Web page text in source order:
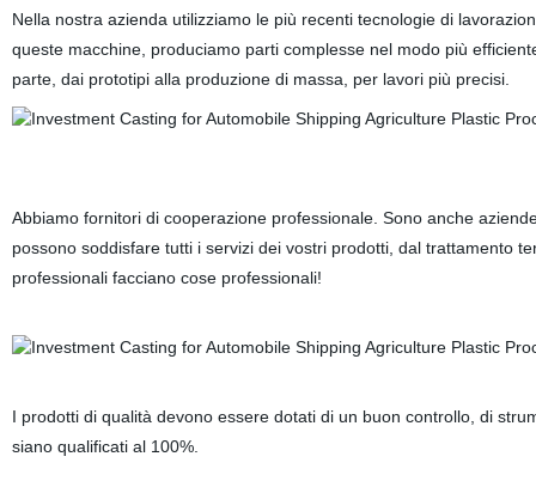
Nella nostra azienda utilizziamo le più recenti tecnologie di
queste macchine, produciamo parti complesse nel modo più
parte, dai prototipi alla produzione di massa, per lavori più precisi.
Abbiamo fornitori di cooperazione professionale. Sono anche
possono soddisfare tutti i servizi dei vostri prodotti, dal trattamento
professionali facciano cose professionali!
I prodotti di qualità devono essere dotati di un buon controllo, di
siano qualificati al 100%.